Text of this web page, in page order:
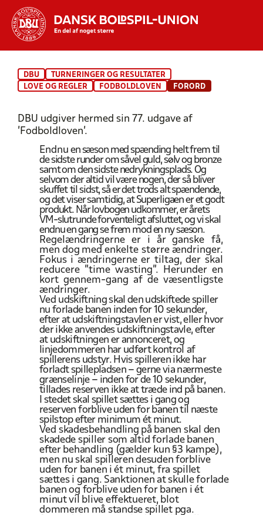
INDHOLD OG NYHEDER
HOLD
DBU
TURNERINGER OG RESULTATER
LOVE OG REGLER
FODBOLDLOVEN FORORD
DBU udgiver hermed sin 77. udgave af
’Fodboldloven’.
Endnu en sæson med spænding helt frem til
de sidste runder om såvel guld, sølv og bronze
samt om den sidste nedrykningsplads. Og
selvom der altid vil være nogen, der så bliver
skuffet til sidst, så er det trods alt spændende,
og det viser samtidig, at Superligaen er et godt
produkt. Når lovbogen udkommer, er årets
VM-slutrunde forventeligt afsluttet, og vi skal
endnu en gang se frem mod en ny sæson.
Regelændringerne er
i år
ganske få,
men dog med enkelte større ændringer.
Fokus i ændringerne er tiltag, der skal
reducere ”time wasting”. Herunder en
kort gennem-gang af de væsentligste
ændringer.
Ved udskiftning skal den udskiftede spiller
nu forlade banen inden for 10 sekunder,
efter at udskiftningstavlen er vist, eller hvor
der ikke anvendes udskiftningstavle, efter
at udskiftningen er annonceret, og
linjedommeren har udført kontrol af
spillerens udstyr. Hvis spilleren ikke har
forladt spillepladsen – gerne via nærmeste
grænselinje – inden for de 10 sekunder,
tillades reserven ikke at træde ind på banen.
I stedet skal spillet sættes i gang og
reserven forblive uden for banen til næste
spilstop efter minimum ét minut.
Ved skadesbehandling på banen skal den
skadede spiller som altid forlade banen
efter behandling (gælder kun §3 kampe),
men nu skal spilleren desuden forblive
uden for banen i ét minut, fra spillet
sættes i gang. Sanktionen at skulle forlade
banen og forblive uden for banen i ét
minut vil blive effektueret, blot
dommeren må standse spillet pga.